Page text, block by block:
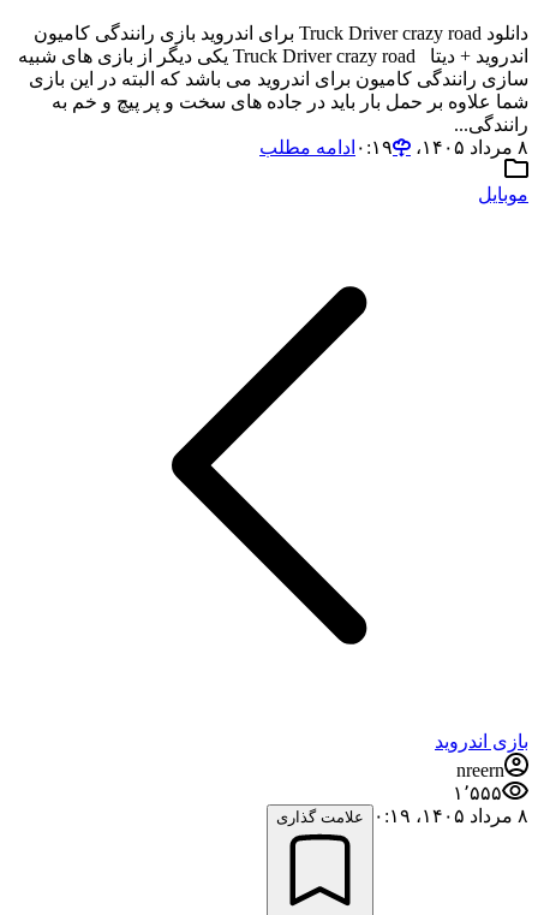
دانلود Truck Driver crazy road برای اندروید بازی رانندگی کامیون
اندروید + دیتا Truck Driver crazy road یکی دیگر از بازی های شبیه
سازی رانندگی کامیون برای اندروید می باشد که البته در این بازی
شما علاوه بر حمل بار باید در جاده های سخت و پر پیچ و خم به
رانندگی...
۸ مرداد ۱۴۰۵،‏ ۰:۱۹
ادامه مطلب
موبایل
بازی اندروید
nreern
۱٬۵۵۵
۸ مرداد ۱۴۰۵،‏ ۰:۱۹
علامت گذاری